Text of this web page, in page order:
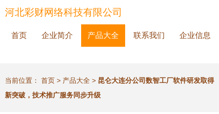
河北彩财网络科技有限公司
首页 企业简介 产品大全 联系我们 企业信息
当前位置： 首页 > 产品大全 > 昆仑大连分公司数智工厂软件研发取得
新突破，技术推广服务同步升级